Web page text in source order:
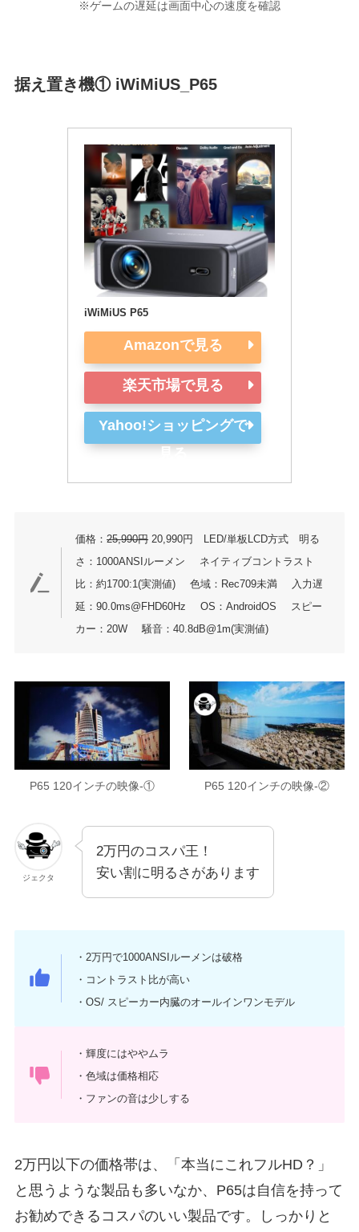
※ゲームの遅延は画面中心の速度を確認
据え置き機① iWiMiUS_P65
iWiMiUS P65
Amazonで見る
楽天市場で見る
Yahoo!ショッピングで
見る
価格：25,990円 20,990円 LED/単板LCD方式 明る
さ：1000ANSIルーメン
ネイティブコントラスト
比：約1700:1(実測値)
色域：Rec709未満
入力遅
延：90.0ms@FHD60Hz
OS：AndroidOS
スピー
カー：20W
騒音：40.8dB@1m(実測値)
P65 120インチの映像-① P65 120インチの映像-②
ジェクタ
2万円のコスパ王！
安い割に明るさがあります
・2万円で1000ANSIルーメンは破格
・コントラスト比が高い
・OS/ スピーカー内臓のオールインワンモデル
・輝度にはややムラ
・色域は価格相応
・ファンの音は少しする
2万円以下の価格帯は、「本当にこれフルHD？」
と思うような製品も多いなか、P65は自信を持って
お勧めできるコスパのいい製品です。しっかりと